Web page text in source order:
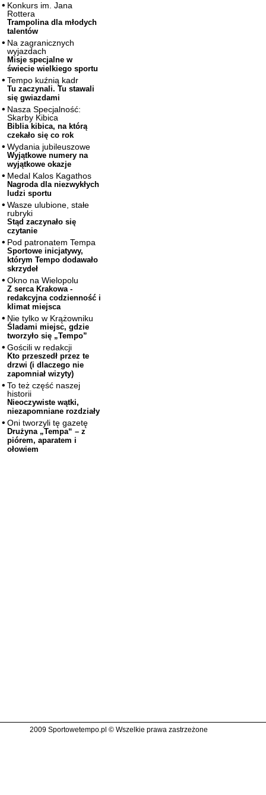
Konkurs im. Jana
Rottera
Trampolina dla młodych
talentów
Na zagranicznych
wyjazdach
Misje specjalne w
świecie wielkiego sportu
Tempo kuźnią kadr
Tu zaczynali. Tu stawali
się gwiazdami
Nasza Specjalność:
Skarby Kibica
Biblia kibica, na którą
czekało się co rok
Wydania jubileuszowe
Wyjątkowe numery na
wyjątkowe okazje
Medal Kalos Kagathos
Nagroda dla niezwykłych
ludzi sportu
Wasze ulubione, stałe
rubryki
Stąd zaczynało się
czytanie
Pod patronatem Tempa
Sportowe inicjatywy,
którym Tempo dodawało
skrzydeł
Okno na Wielopolu
Z serca Krakowa -
redakcyjna codzienność i
klimat miejsca
Nie tylko w Krążowniku
Śladami miejsc, gdzie
tworzyło się „Tempo”
Gościli w redakcji
Kto przeszedł przez te
drzwi (i dlaczego nie
zapomniał wizyty)
To też część naszej
historii
Nieoczywiste wątki,
niezapomniane rozdziały
Oni tworzyli tę gazetę
Drużyna „Tempa“ – z
piórem, aparatem i
ołowiem
2009 Sportowetempo.pl © Wszelkie prawa zastrzeżone